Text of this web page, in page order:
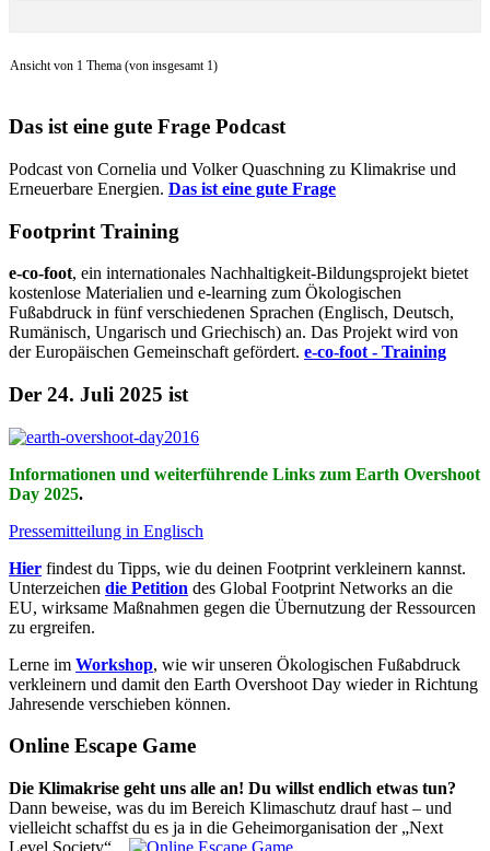
Ansicht von 1 Thema (von insgesamt 1)
Das ist eine gute Frage Podcast
Podcast von Cornelia und Volker Quaschning zu Klimakrise und
Erneuerbare Energien. Das ist eine gute Frage
Footprint Training
e-co-foot, ein internationales Nachhaltigkeit-Bildungsprojekt bietet
kostenlose Materialien und e-learning zum Ökologischen
Fußabdruck in fünf verschiedenen Sprachen (Englisch, Deutsch,
Rumänisch, Ungarisch und Griechisch) an. Das Projekt wird von
der Europäischen Gemeinschaft gefördert. e-co-foot - Training
Der 24. Juli 2025 ist
Informationen und weiterführende Links zum Earth Overshoot
Day 2025.
Pressemitteilung in Englisch
Hier findest du Tipps, wie du deinen Footprint verkleinern kannst.
Unterzeichen die Petition des Global Footprint Networks an die
EU, wirksame Maßnahmen gegen die Übernutzung der Ressourcen
zu ergreifen.
Lerne im Workshop, wie wir unseren Ökologischen Fußabdruck
verkleinern und damit den Earth Overshoot Day wieder in Richtung
Jahresende verschieben können.
Online Escape Game
Die Klimakrise geht uns alle an! Du willst endlich etwas tun?
Dann beweise, was du im Bereich Klimaschutz drauf hast – und
vielleicht schaffst du es ja in die Geheimorganisation der „Next
Level Society“...